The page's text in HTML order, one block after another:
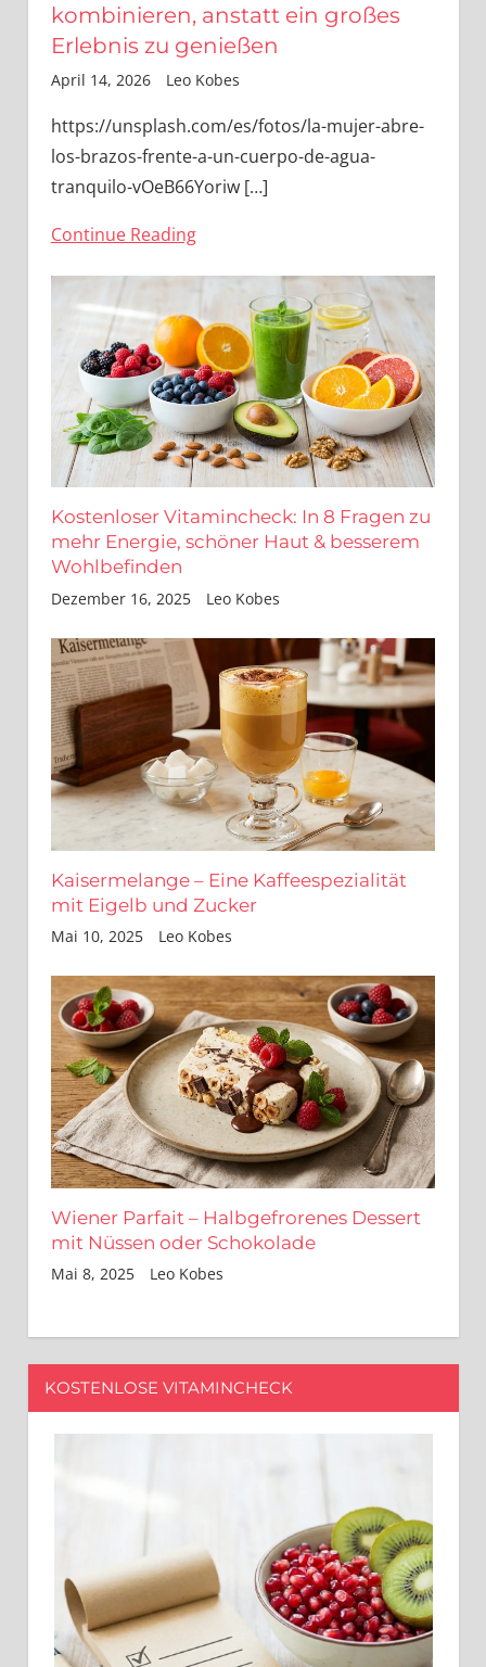
kombinieren, anstatt ein großes
Erlebnis zu genießen
April 14, 2026 Leo Kobes
https://unsplash.com/es/fotos/la-mujer-abre-
los-brazos-frente-a-un-cuerpo-de-agua-
tranquilo-vOeB66Yoriw […]
Continue Reading
Kostenloser Vitamincheck: In 8 Fragen zu
mehr Energie, schöner Haut & besserem
Wohlbefinden
Dezember 16, 2025 Leo Kobes
Kaisermelange – Eine Kaffeespezialität
mit Eigelb und Zucker
Mai 10, 2025 Leo Kobes
Wiener Parfait – Halbgefrorenes Dessert
mit Nüssen oder Schokolade
Mai 8, 2025 Leo Kobes
KOSTENLOSE VITAMINCHECK